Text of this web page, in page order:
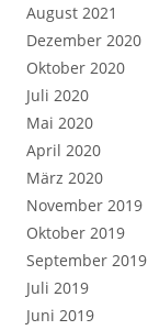
August 2021
Dezember 2020
Oktober 2020
Juli 2020
Mai 2020
April 2020
März 2020
November 2019
Oktober 2019
September 2019
Juli 2019
Juni 2019